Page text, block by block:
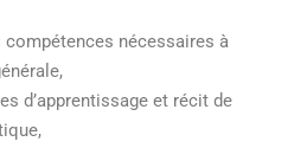
compétences nécessaires à
,
d’apprentissage et récit de
,